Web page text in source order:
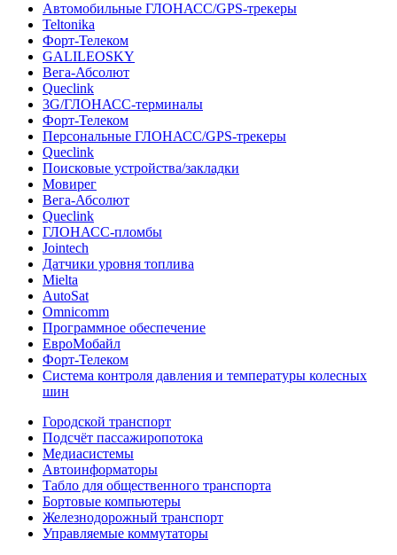
Автомобильные ГЛОНАСС/GPS-трекеры
Teltonika
Форт-Телеком
GALILEOSKY
Вега-Абсолют
Queclink
3G/ГЛОНАСС-терминалы
Форт-Телеком
Персональные ГЛОНАСС/GPS-трекеры
Queclink
Поисковые устройства/закладки
Мовирег
Вега-Абсолют
Queclink
ГЛОНАСС-пломбы
Jointech
Датчики уровня топлива
Mielta
AutoSat
Omnicomm
Программное обеспечение
ЕвроМобайл
Форт-Телеком
Система контроля давления и температуры колесных
шин
Городской транспорт
Подсчёт пассажиропотока
Медиасистемы
Автоинформаторы
Табло для общественного транспорта
Бортовые компьютеры
Железнодорожный транспорт
Управляемые коммутаторы